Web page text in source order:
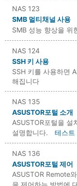
NAS 123
SMB 멀티채널 사용
SMB 성능 향상을 위
NAS 124
SSH 키 사용
SSH 키를 사용하면
해집니다
NAS 135
ASUSTOR포털 소개
ASUSTOR포털을 설
설명합니다.
테스트
NAS 136
ASUSTOR포털 제어
ASUSTOR Remote
을 제어하는 방법에